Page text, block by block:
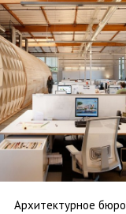
Архитектурное бюро